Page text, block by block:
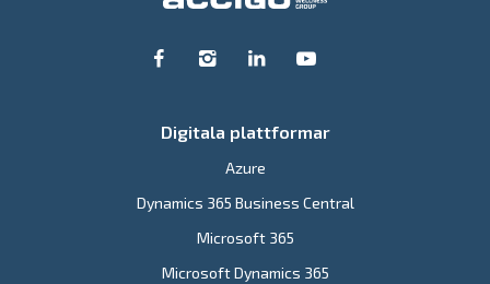
Digitala plattformar
Azure
Dynamics 365 Business Central
Microsoft 365
Microsoft Dynamics 365